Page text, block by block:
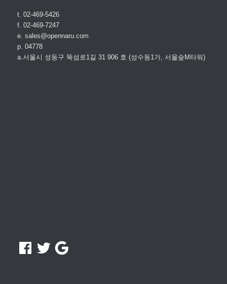
t. 02-469-5426
f. 02-469-7247
e. sales@opennaru.com
p. 04778
a.서울시 성동구 뚝섬로1길 31 906 호 (성수동1가, 서울숲M타워)
Facebook
TwitterGoogle